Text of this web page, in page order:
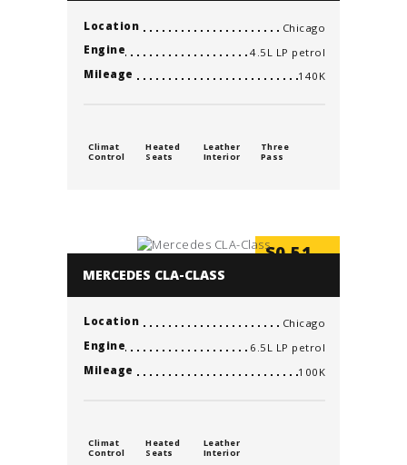
Location
Chicago
Engine
4.5L LP petrol
Mileage
140K
Climat
Control
Heated
Seats
Leather
Interior
Three
Pass
$0.51
MERCEDES CLA-CLASS
Location
Chicago
Engine
6.5L LP petrol
Mileage
100K
Climat
Control
Heated
Seats
Leather
Interior